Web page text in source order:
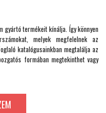
gyártó termékeit kínálja. Így könnyen
melyek megfelelnek az
katalógusainkban megtalálja az
formában megtekinthet vagy